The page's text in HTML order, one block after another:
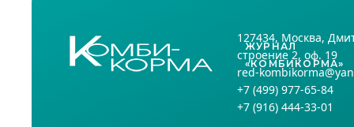
ЖУРНАЛ
«КОМБИКОРМА»
127434, Москва,
строение 2, оф. 19
red-
+7 (499) 977-65-84
+7 (916) 444-33-01